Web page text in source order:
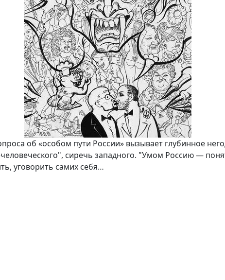
об «особом пути России» вызывает глубинное
сиречь западного. "Умом Россию —
уговорить самих се­бя…